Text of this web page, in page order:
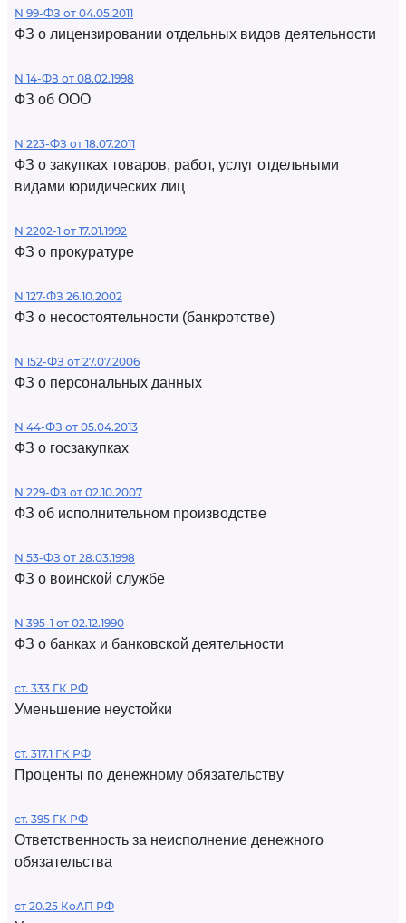
N 99-ФЗ от 04.05.2011
ФЗ о лицензировании отдельных видов деятельности
N 14-ФЗ от 08.02.1998
ФЗ об ООО
N 223-ФЗ от 18.07.2011
ФЗ о закупках товаров, работ, услуг отдельными
видами юридических лиц
N 2202-1 от 17.01.1992
ФЗ о прокуратуре
N 127-ФЗ 26.10.2002
ФЗ о несостоятельности (банкротстве)
N 152-ФЗ от 27.07.2006
ФЗ о персональных данных
N 44-ФЗ от 05.04.2013
ФЗ о госзакупках
N 229-ФЗ от 02.10.2007
ФЗ об исполнительном производстве
N 53-ФЗ от 28.03.1998
ФЗ о воинской службе
N 395-1 от 02.12.1990
ФЗ о банках и банковской деятельности
ст. 333 ГК РФ
Уменьшение неустойки
ст. 317.1 ГК РФ
Проценты по денежному обязательству
ст. 395 ГК РФ
Ответственность за неисполнение денежного
обязательства
ст 20.25 КоАП РФ